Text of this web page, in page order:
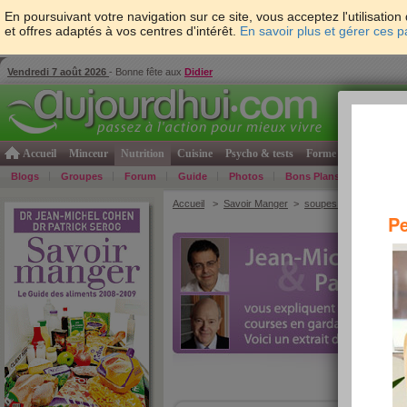
En poursuivant votre navigation sur ce site, vous acceptez
et offres adaptés à vos centres d'intérêt. En savoir plus et gérer ces
Vendredi 7 août 2026 - Bonne fête aux Didier
Accueil Minceur Nutrition Cuisine Psycho & tests Forme & santé
Blogs Groupes Forum Guide Photos Bons Plans
Accueil > Savoir Manger > soupes et potages